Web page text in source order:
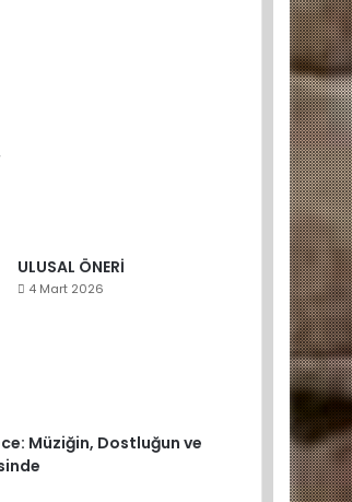
ULUSAL ÖNERİ
4 Mart 2026
Müziğin, Dostluğun ve